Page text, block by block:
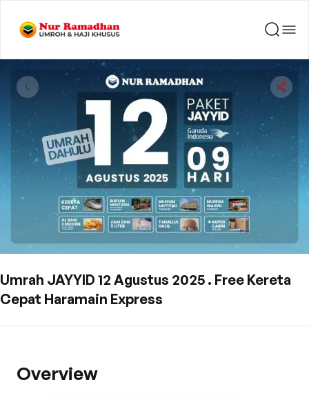
Umrah JAYYID 12 Agustus 2025 . Free Kereta
Cepat Haramain Express
Overview